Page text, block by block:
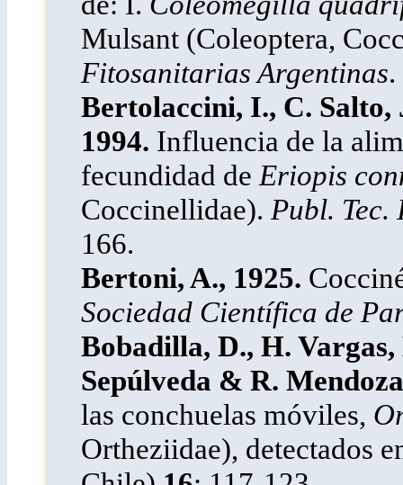
Mulsant (Coleoptera,
Fitosanitarias Argentinas
Bertolaccini, I., C.
1994. Influencia de la
fecundidad de Eriopis
Coccinellidae). Publ. Tec.
166.
Bertoni, A., 1925.
Sociedad Científica de
Bobadilla, D., H.
Sepúlveda & R.
las conchuelas móviles,
Ortheziidae), detectados